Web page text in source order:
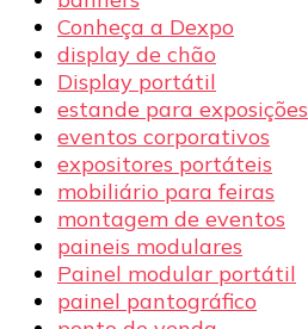
Conheça a Dexpo
display de chão
Display portátil
estande para exposições
eventos corporativos
expositores portáteis
mobiliário para feiras
montagem de eventos
paineis modulares
Painel modular portátil
painel pantográfico